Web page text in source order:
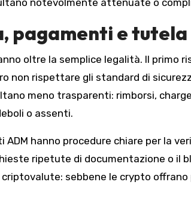
notevolmente attenuate o
pagamenti e
oltre la semplice legalità. Il primo
rispettare gli standard di
meno trasparenti: rimborsi,
o assenti.
hanno procedure chiare per la
ripetute di documentazione o il
sebbene le crypto offrano